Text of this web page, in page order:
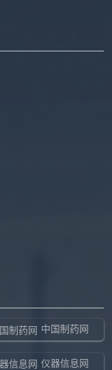
中国制药网
仪器信息网